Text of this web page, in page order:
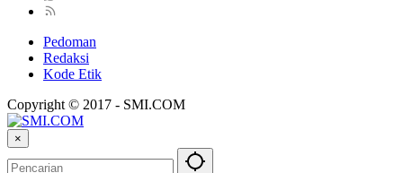
Pedoman
Redaksi
Kode Etik
Copyright © 2017 - SMI.COM
×